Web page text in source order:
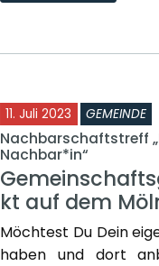
11. Juli 2023 GEMEINDE
Nachbarschaftstreff
Nachbar*in“
kt auf dem
Möchtest Du Dein
haben und dort